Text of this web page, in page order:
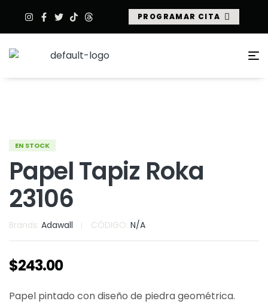
PROGRAMAR CITA
EN STOCK
Papel Tapiz Roka
23106
Brands: Adawall CÓDIGO: N/A
$243.00
Papel pintado con diseño de piedra geométrica.